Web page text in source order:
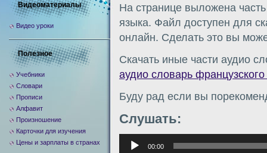
На странице выложена
языка. Файл доступен для
онлайн. Сделать это вы
Скачать иные части аудио
аудио словарь
Буду рад если вы
Слушать:
Аудиоплеер
00:00
Видеоматериалы
Видео уроки
Полезное
Учебники
Словари
Прописи
Алфавит
Произношение
Карточки для изучения
Цены и зарплаты в странах